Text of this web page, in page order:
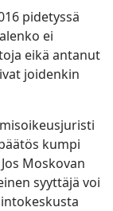
pidetyssä
ei
eikä antanut
joidenkin
kumpi
Moskovan
syyttäjä voi